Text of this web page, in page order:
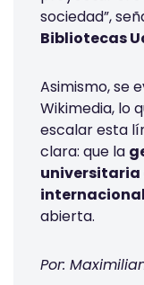
sociedad”,
Bibliotecas
Asimismo, se
Wikimedia, lo
escalar esta
clara: que la
universitaria
abierta.
Por: